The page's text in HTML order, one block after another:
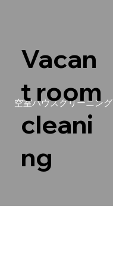
空室ハウスクリーニング
Vacan
t room
cleani
ng